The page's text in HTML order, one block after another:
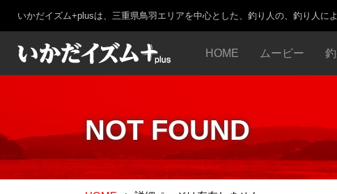
いかだイズム+plusは、三重県鳥羽エリアを中心とした、釣り人の、釣り人に
HOME ムービー
NOT FOUND